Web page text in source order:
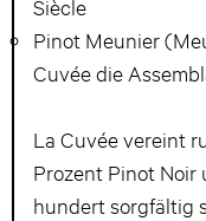
Siècle
Pinot Meunier
Cuvée die
La Cuvée vereint
Prozent Pinot Noir
hundert sorgfältig